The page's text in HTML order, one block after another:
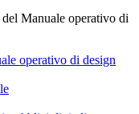
Manuale operativo di
operativo di design